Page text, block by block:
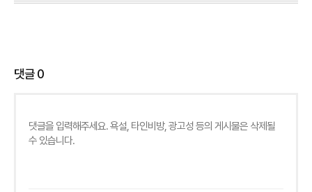
댓글0